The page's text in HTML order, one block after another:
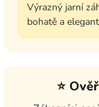
Výrazný jarní
bohatě a
⭐